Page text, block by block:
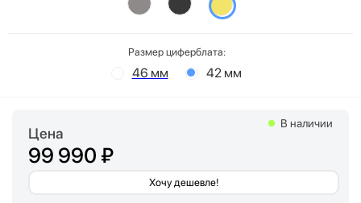
Размер циферблата:
46 мм 42 мм
Цена
99 990 ₽
Хочу дешевле!
В наличии